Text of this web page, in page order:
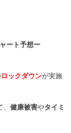
ート予想ー
ロックダウンが実施
健康被害やタイミ